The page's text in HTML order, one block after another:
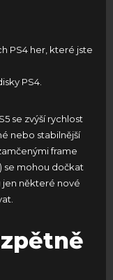
PS4 her, které jste
PS4.
se zvýší rychlost
nebo stabilnější
frame
se mohou dočkat
jen některé nové